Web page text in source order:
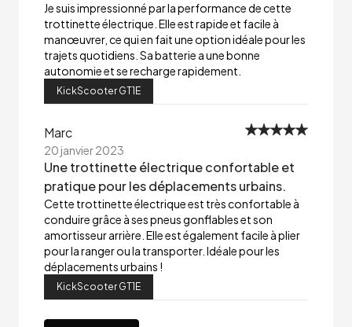
Je suis impressionné par la performance de cette
trottinette électrique. Elle est rapide et facile à
manœuvrer, ce qui en fait une option idéale pour les
trajets quotidiens. Sa batterie a une bonne
autonomie et se recharge rapidement.
KickScooter GT1E
Marc
20 janvier 2023
Une trottinette électrique confortable et
pratique pour les déplacements urbains.
Cette trottinette électrique est très confortable à
conduire grâce à ses pneus gonflables et son
amortisseur arrière. Elle est également facile à plier
pour la ranger ou la transporter. Idéale pour les
déplacements urbains !
KickScooter GT1E